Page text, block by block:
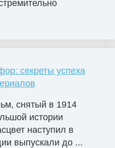
секреты успеха
снятый в 1914
истории
наступил в
выпускали до ...